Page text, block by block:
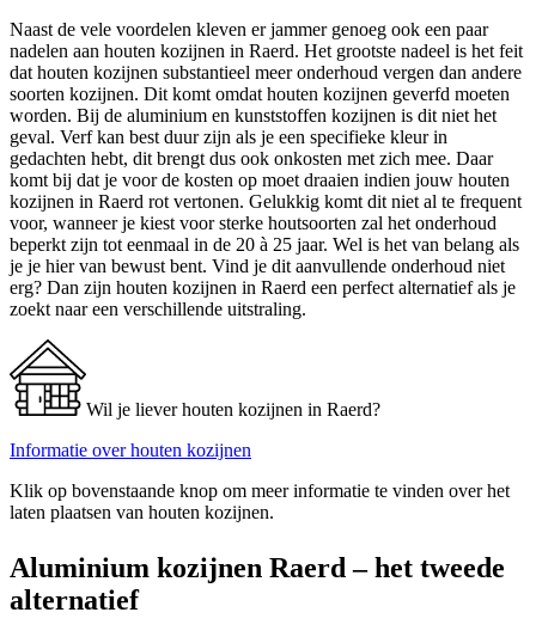
Naast de vele voordelen kleven er jammer genoeg ook een paar
nadelen aan houten kozijnen in Raerd. Het grootste nadeel is het feit
dat houten kozijnen substantieel meer onderhoud vergen dan andere
soorten kozijnen. Dit komt omdat houten kozijnen geverfd moeten
worden. Bij de aluminium en kunststoffen kozijnen is dit niet het
geval. Verf kan best duur zijn als je een specifieke kleur in
gedachten hebt, dit brengt dus ook onkosten met zich mee. Daar
komt bij dat je voor de kosten op moet draaien indien jouw houten
kozijnen in Raerd rot vertonen. Gelukkig komt dit niet al te frequent
voor, wanneer je kiest voor sterke houtsoorten zal het onderhoud
beperkt zijn tot eenmaal in de 20 à 25 jaar. Wel is het van belang als
je je hier van bewust bent. Vind je dit aanvullende onderhoud niet
erg? Dan zijn houten kozijnen in Raerd een perfect alternatief als je
zoekt naar een verschillende uitstraling.
Wil je liever houten kozijnen in Raerd?
Informatie over houten kozijnen
Klik op bovenstaande knop om meer informatie te vinden over het
laten plaatsen van houten kozijnen.
Aluminium kozijnen Raerd – het tweede
alternatief